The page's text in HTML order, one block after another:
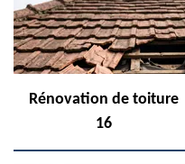
Rénovation de toiture
16